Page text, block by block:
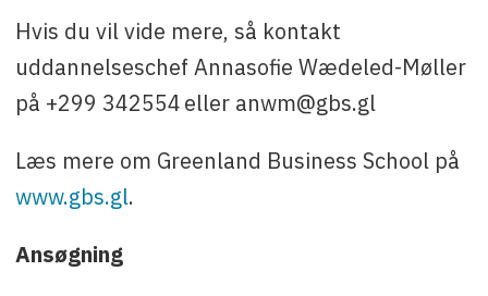
Hvis du vil vide mere, så kontakt
uddannelseschef Annasofie Wædeled-Møller
på +299 342554 eller anwm@gbs.gl
Læs mere om Greenland Business School på
www.gbs.gl.
Ansøgning